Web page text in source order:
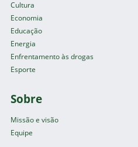
Cultura
Economia
Educação
Energia
Enfrentamento às drogas
Esporte
Sobre
Missão e visão
Equipe